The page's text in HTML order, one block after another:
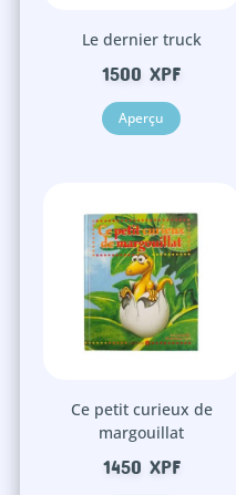
Le dernier truck
1500XPF
Aperçu
Ce petit curieux de
margouillat
1450 XPF